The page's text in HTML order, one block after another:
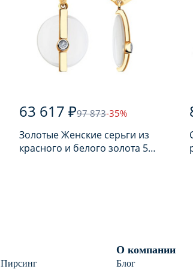
63 617 ₽97 873-35%
Золотые Женские серьги из
красного и белого золота 585
Пирсинг
О компании
Блог